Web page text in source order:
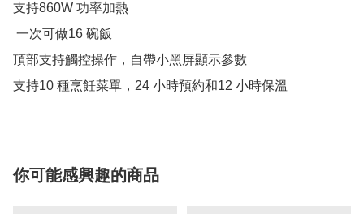
支持860W 功率加熱
頂部支持觸控操作，自帶小黑屏顯示參數
支持10 種烹飪菜單，24 小時預約和12 小時保溫
你可能感興趣的商品